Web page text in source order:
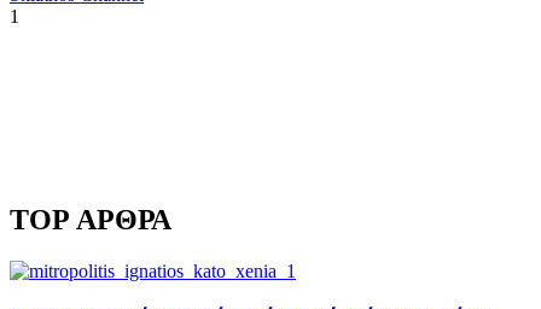
1
TOP ΑΡΘΡΑ